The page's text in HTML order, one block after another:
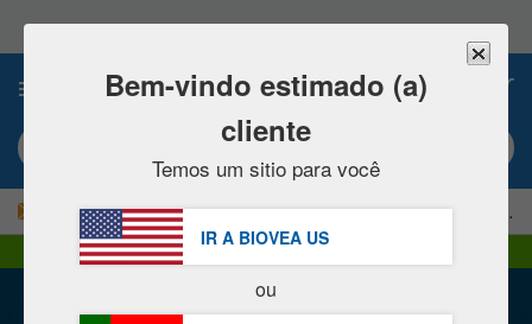
este
site
um
de
acessibilidade.
Pesquisa pela palavra-chave ou pelo n º de artigo
ECONOMIZE 15% AGORA! | GRÁTISEntrega finalizada 60,00 € »
Entrega DHL Express | IVA incluído
Bem-vindo estimado (a)
cliente
Temos um sitio para você
IR A BIOVEA US
ou